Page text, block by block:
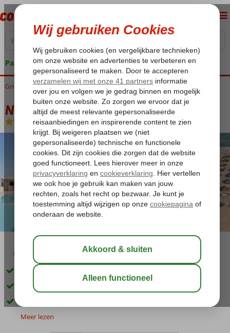
Pakketgarantie
Home
Griekenland Kreta Amoudara Neptuno Beach
Neptuno Beach
All Inclusive- Hotel
03:30
Direct aan het strand gelegen
Op ca. 2km van Amoudara
Meer lezen